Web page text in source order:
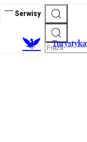
Serwisy
Turystyka